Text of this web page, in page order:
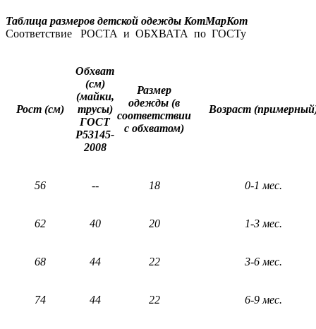
Таблица размеров детской одежды КотМарКот
Соответствие РОСТА и ОБХВАТА по ГОСТу
Рост (см)
Обхват
(см)
(майки,
трусы)
ГОСТ
Р53145-
2008
Размер
одежды (в
соответствии
с обхватом)
Возраст
56 -- 18 0-1 мес.
62 40 20 1-3 мес.
68 44 22 3-6 мес.
74 44 22 6-9 мес.